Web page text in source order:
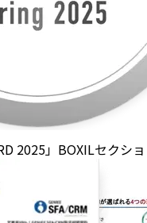
2025」BOXILセクシ